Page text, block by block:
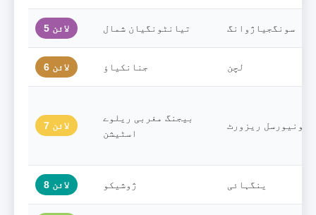
لائن 5 تیانٹونگیان شمال سونگجیاژوانگ
لائن 6 جنانکیاؤ لچن
لائن 7
بیجنگ مغربی ریلوے
اسٹیشن
یونیورسل ریزورٹ
لائن 8 ژوشیکو ینگہائی